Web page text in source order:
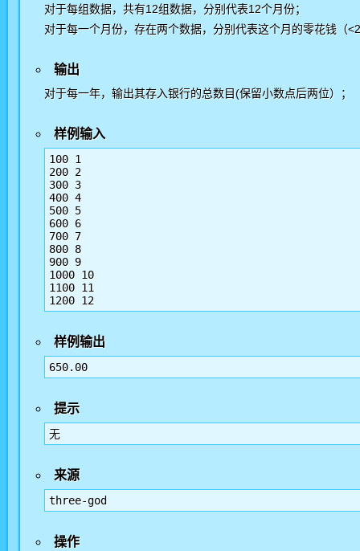
对于每组数据，共有12组数据，分别代表12个月份；
对于每一个月份，存在两个数据，分别代表这个月的零花钱（
输出
对于每一年，输出其存入银行的总数目(保留小数点后两位）；
样例输入
100 1
200 2
300 3
400 4
500 5
600 6
700 7
800 8
900 9
1000 10
1100 11
1200 12
样例输出
650.00
提示
无
来源
three-god
操作